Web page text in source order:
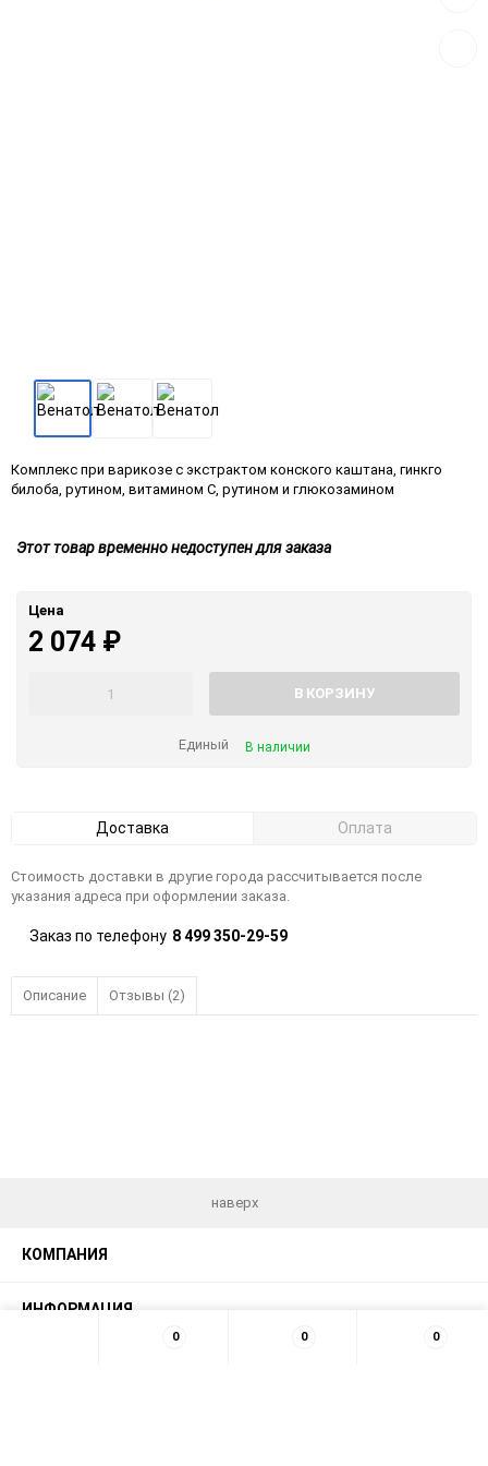
Комплекс при варикозе с экстрактом конского каштана, гинкго
билоба, рутином, витамином С, рутином и глюкозамином
Этот товар временно недоступен для заказа
Цена
2 074 ₽
В КОРЗИНУ
Единый В наличии
Доставка Оплата
Стоимость доставки в другие города рассчитывается после
указания адреса при оформлении заказа.
Заказ по телефону 8 499 350-29-59
Описание Отзывы (2)
наверх
КОМПАНИЯ
ИНФОРМАЦИЯ
0 0 0